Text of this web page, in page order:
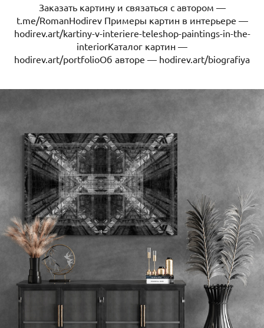
Заказать картину и связаться с автором —
t.me/RomanHodirev Примеры картин в интерьере —
hodirev.art/kartiny-v-interiere-teleshop-paintings-in-the-
interiorКаталог картин —
hodirev.art/portfolioОб авторе — hodirev.art/biografiya